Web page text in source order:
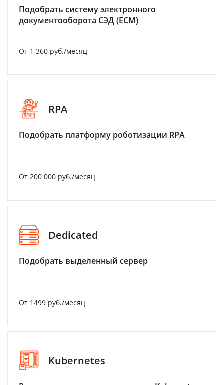
Подобрать систему электронного
документооборота СЭД (ECM)
От 1 360 руб./месяц
RPA
Подобрать платформу роботизации RPA
От 200 000 руб./месяц
Dedicated
Подобрать выделенный сервер
От 1499 руб./месяц
Kubernetes